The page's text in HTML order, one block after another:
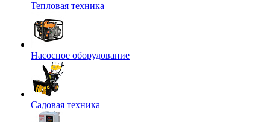
Тепловая техника
Насосное оборудование
Садовая техника